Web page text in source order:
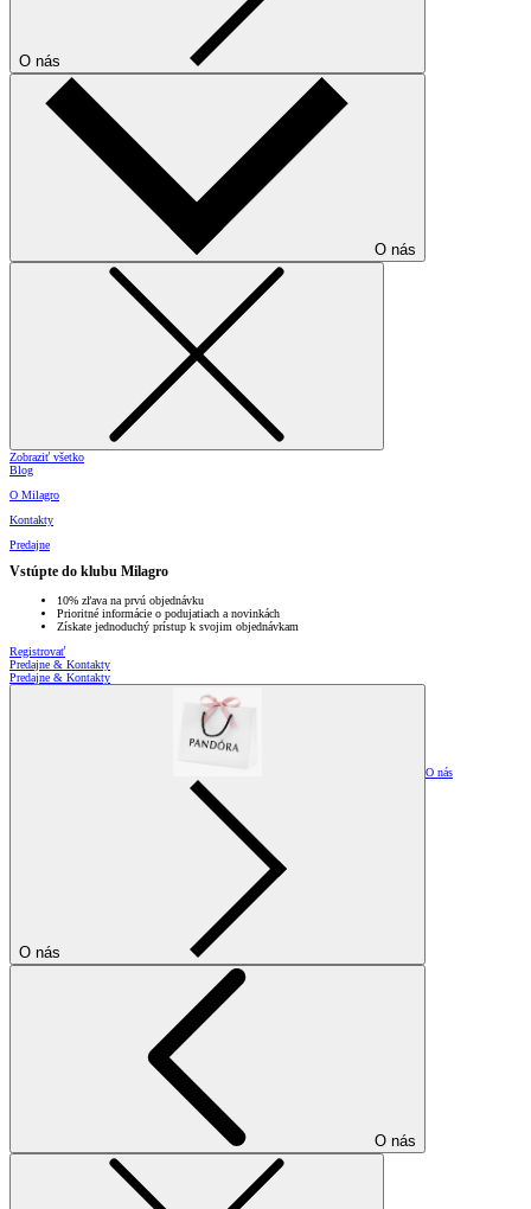
O nás
O nás
Zobraziť všetko
Blog
O Milagro
Kontakty
Predajne
Vstúpte do klubu Milagro
10% zľava na prvú objednávku
Prioritné informácie o podujatiach a novinkách
Získate jednoduchý prístup k svojim objednávkam
Registrovať
Predajne & Kontakty
Predajne & Kontakty
O nás
O nás
O nás